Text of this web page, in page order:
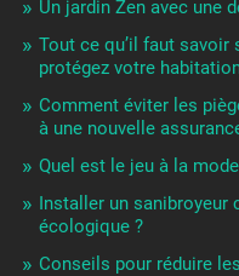
Un jardin Zen avec une
Tout ce qu’il faut savoir
protégez votre
Comment éviter les
à une nouvelle
Quel est le jeu à la
Installer un sanibroyeur
écologique ?
Conseils pour réduire